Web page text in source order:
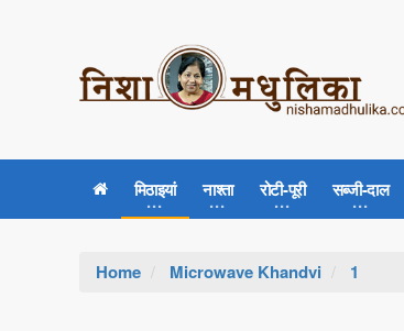
मिठाइयां नाश्ता रोटी-पूरी सब्जी-दाल
Home Microwave Khandvi 1